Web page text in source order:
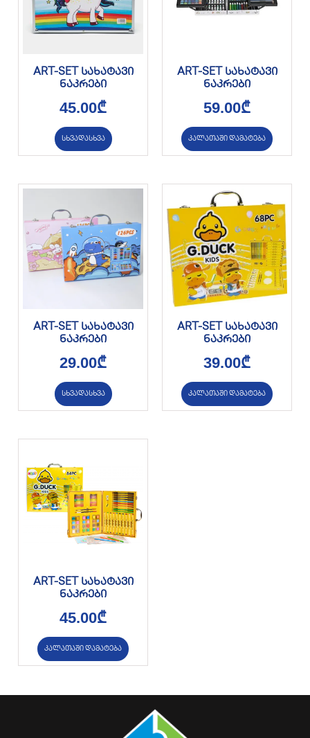
ART-SET სახატავი
ნაკრები
45.00₾
სხვადასხვა
ART-SET სახატავი
ნაკრები
59.00₾
კალათაში დამატება
ART-SET სახატავი
ნაკრები
29.00₾
სხვადასხვა
ART-SET სახატავი
ნაკრები
39.00₾
კალათაში დამატება
ART-SET სახატავი
ნაკრები
45.00₾
კალათაში დამატება